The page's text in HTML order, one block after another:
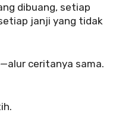
dibuang, setiap
janji yang tidak
ceritanya sama.